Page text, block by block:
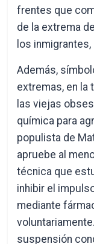
frentes que
de la extrema
los
Además,
extremas, en la
las viejas
química para
populista de
apruebe al
técnica que
inhibir el
mediante
suspensión